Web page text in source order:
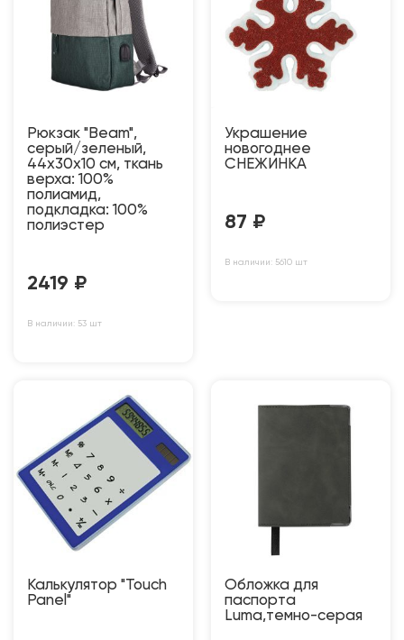
Рюкзак "Beam",
серый/зеленый,
44х30х10 см, ткань
верха: 100%
полиамид,
подкладка: 100%
полиэстер
2419 ₽
В наличии: 53 шт
Украшение
новогоднее
СНЕЖИНКА
87 ₽
В наличии: 5610 шт
Калькулятор "Touch
Panel"
Обложка для
паспорта
Luma,темно-серая